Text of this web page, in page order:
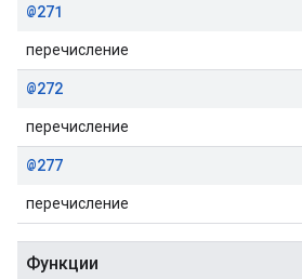
@271
перечисление
@272
перечисление
@277
перечисление
Функции